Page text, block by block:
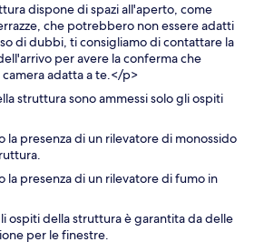
dispone di spazi all'aperto, come
che potrebbero non essere adatti
di dubbi, ti consigliamo di contattare la
per avere la conferma che
adatta a te.</p>
struttura sono ammessi solo gli ospiti
la presenza di un rilevatore di monossido
la presenza di un rilevatore di fumo in
ospiti della struttura è garantita da delle
per le finestre.